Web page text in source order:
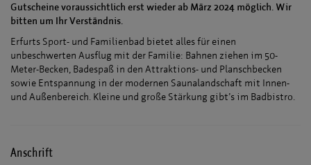
Gutscheine voraussichtlich erst wieder ab März 2024 möglich. Wir
bitten um Ihr Verständnis.
Erfurts Sport- und Familienbad bietet alles für einen
unbeschwerten Ausflug mit der Familie: Bahnen ziehen im 50-
Meter-Becken, Badespaß in den Attraktions- und Planschbecken
sowie Entspannung in der modernen Saunalandschaft mit Innen-
und Außenbereich. Kleine und große Stärkung gibt’s im Badbistro.
Anschrift